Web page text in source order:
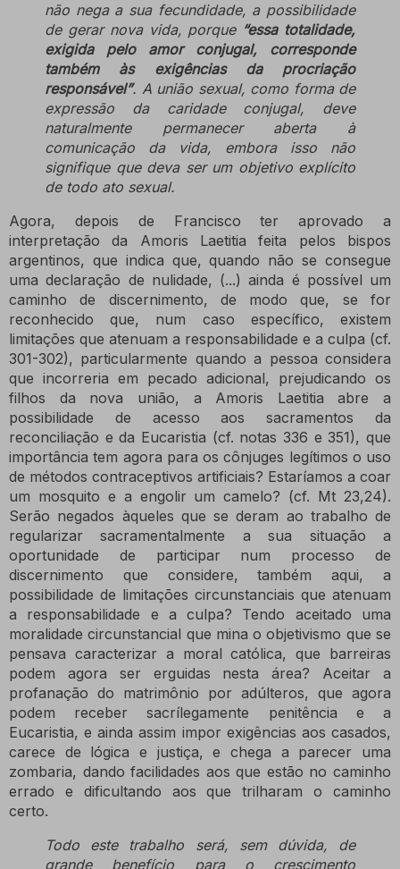
não nega a sua fecundidade, a possibilidade
de gerar nova vida, porque “essa totalidade,
exigida pelo amor conjugal, corresponde
também às exigências da procriação
responsável”. A união sexual, como forma de
expressão da caridade conjugal, deve
naturalmente permanecer aberta à
comunicação da vida, embora isso não
signifique que deva ser um objetivo explícito
de todo ato sexual.
Agora, depois de Francisco ter aprovado a
interpretação da Amoris Laetitia feita pelos bispos
argentinos, que indica que, quando não se consegue
uma declaração de nulidade, (...) ainda é possível um
caminho de discernimento, de modo que, se for
reconhecido que, num caso específico, existem
limitações que atenuam a responsabilidade e a culpa (cf.
301-302), particularmente quando a pessoa considera
que incorreria em pecado adicional, prejudicando os
filhos da nova união, a Amoris Laetitia abre a
possibilidade de acesso aos sacramentos da
reconciliação e da Eucaristia (cf. notas 336 e 351), que
importância tem agora para os cônjuges legítimos o uso
de métodos contraceptivos artificiais? Estaríamos a coar
um mosquito e a engolir um camelo? (cf. Mt 23,24).
Serão negados àqueles que se deram ao trabalho de
regularizar sacramentalmente a sua situação a
oportunidade de participar num processo de
discernimento que considere, também aqui, a
possibilidade de limitações circunstanciais que atenuam
a responsabilidade e a culpa?
Tendo aceitado uma
moralidade circunstancial que mina o objetivismo que se
pensava caracterizar a moral católica, que barreiras
podem agora ser erguidas nesta área?
Aceitar a
profanação do matrimônio por adúlteros, que agora
podem receber sacrílegamente penitência e a
Eucaristia, e ainda assim impor exigências aos casados,
carece de lógica e justiça, e chega a parecer uma
zombaria, dando facilidades aos que estão no caminho
errado e dificultando aos que trilharam o caminho
certo.
Todo este trabalho será, sem dúvida, de
grande benefício para o crescimento